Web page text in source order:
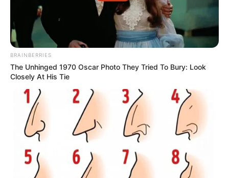
BRAINBERRIES
The Unhinged 1970 Oscar Photo They Tried To Bury: Look
Closely At His Tie